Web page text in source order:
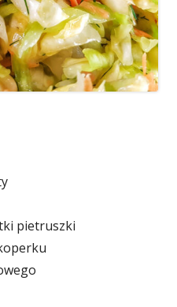
pietruszki